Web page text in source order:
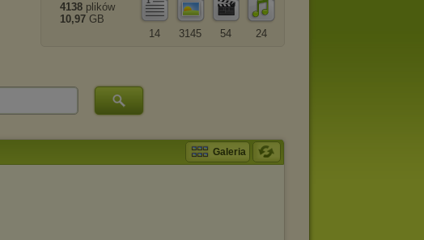
24
54
3145
14
4138 plików
10,97 GB
Galeria